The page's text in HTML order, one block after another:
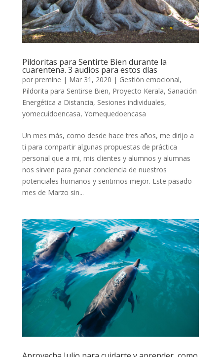
Pildoritas para Sentirte Bien durante la
cuarentena. 3 audios para estos días
por premine | Mar 31, 2020 | Gestión emocional,
Pildorita para Sentirse Bien, Proyecto Kerala, Sanación
Energética a Distancia, Sesiones individuales,
yomecuidoencasa, Yomequedoencasa
Un mes más, como desde hace tres años, me dirijo a
ti para compartir algunas propuestas de práctica
personal que a mi, mis clientes y alumnos y alumnas
nos sirven para ganar conciencia de nuestros
potenciales humanos y sentirnos mejor. Este pasado
mes de Marzo sin...